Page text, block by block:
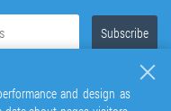
and design as